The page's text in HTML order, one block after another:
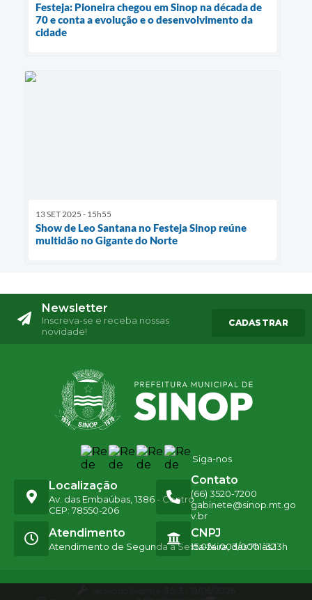
Festeja: Pioneira chegou em Sinop na década de
70 e conta a evolução e o desenvolvimento da
cidade
13 SET 2025 - 15h55
Show de Leo Santana no Festeja Sinop reúne
multidão no Gigante do Norte
Newsletter
Inscreva-se e receba nossas
novidade!
CADASTRAR
Siga-nos
Localização
Av. das Embaúbas, 1386 - Centro
CEP: 78550-206
Contato
(66) 3520-7200
gabinete@sinop.mt.go
v.br
Atendimento
Atendimento de Segunda a Sexta-feira, das 7h às 13h
CNPJ
15.024.003/0001-32